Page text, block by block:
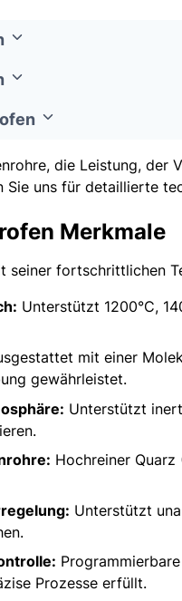
die Leistung, der
Sie uns für detaillierte
Merkmale
seiner fortschrittlichen
Unterstützt 1200°C,
mit einer
gewährleistet.
Unterstützt
Hochreiner
Unterstützt
Prozesse erfüllt.